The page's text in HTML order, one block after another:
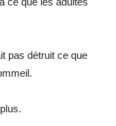
pas détruit ce que